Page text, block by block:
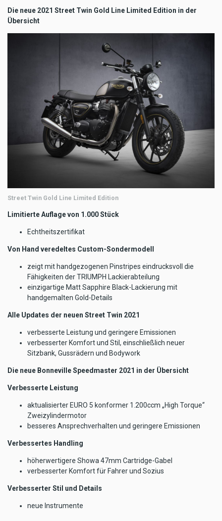
Die neue 2021 Street Twin Gold Line Limited Edition in der
Übersicht
Street Twin Gold Line Limited Edition
Limitierte Auflage von 1.000 Stück
Echtheitszertifikat
Von Hand veredeltes Custom-Sondermodell
zeigt mit handgezogenen Pinstripes eindrucksvoll die
Fähigkeiten der TRIUMPH Lackierabteilung
einzigartige Matt Sapphire Black-Lackierung mit
handgemalten Gold-Details
Alle Updates der neuen Street Twin 2021
verbesserte Leistung und geringere Emissionen
verbesserter Komfort und Stil, einschließlich neuer
Sitzbank, Gussrädern und Bodywork
Die neue Bonneville Speedmaster 2021 in der Übersicht
Verbesserte Leistung
aktualisierter EURO 5 konformer 1.200ccm „High Torque“
Zweizylindermotor
besseres Ansprechverhalten und geringere Emissionen
Verbessertes Handling
höherwertigere Showa 47mm Cartridge-Gabel
verbesserter Komfort für Fahrer und Sozius
Verbesserter Stil und Details
neue Instrumente